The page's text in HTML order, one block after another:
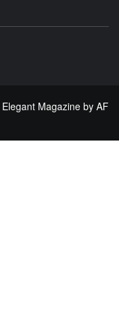
Elegant Magazineby AF